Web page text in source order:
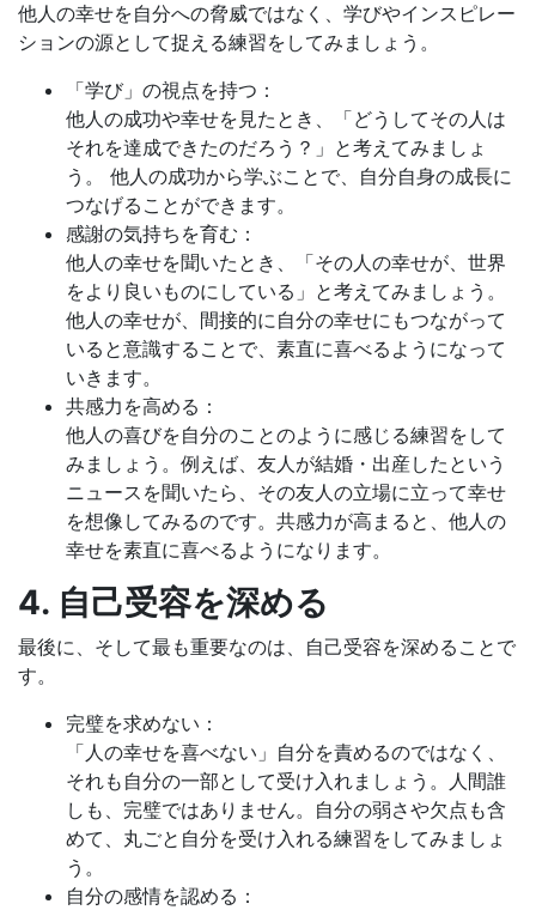
他人の幸せを自分への脅威ではなく、学びやインスピレー
ションの源として捉える練習をしてみましょう。
「学び」の視点を持つ：
他人の成功や幸せを見たとき、「どうしてその人は
それを達成できたのだろう？」と考えてみましょ
う。 他人の成功から学ぶことで、自分自身の成長に
つなげることができます。
感謝の気持ちを育む：
他人の幸せを聞いたとき、「その人の幸せが、世界
をより良いものにしている」と考えてみましょう。
他人の幸せが、間接的に自分の幸せにもつながって
いると意識することで、素直に喜べるようになって
いきます。
共感力を高める：
他人の喜びを自分のことのように感じる練習をして
みましょう。例えば、友人が結婚・出産したという
ニュースを聞いたら、その友人の立場に立って幸せ
を想像してみるのです。共感力が高まると、他人の
幸せを素直に喜べるようになります。
4. 自己受容を深める
最後に、そして最も重要なのは、自己受容を深めることで
す。
完璧を求めない：
「人の幸せを喜べない」自分を責めるのではなく、
それも自分の一部として受け入れましょう。人間誰
しも、完璧ではありません。自分の弱さや欠点も含
めて、丸ごと自分を受け入れる練習をしてみましょ
う。
自分の感情を認める：